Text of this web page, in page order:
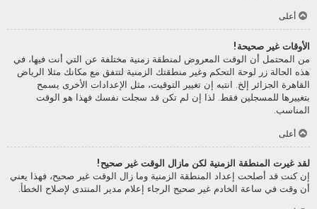
أعلى
الأوقات غير صحيحة!
من المحتمل أن الوقت المعروض لمنطقة زمنية مختلفة عن التي أنت فيها، في
هذه الحالة زر لوحة التحكم وغير منطقتك الزمنية لتتفق مع مكانك مثلا الرياض
القاهرة الجزائر إلخ. انتبه إن تغيير التوقيت، مثل الإعدادات الأخرى يسمح
بتغييرها للمسجلين فقط. لذا إن لم تكن قد سجلت نفسك فهذا هو الوقت
المناسب.
أعلى
لقد غيرت المنطقة الزمنية لكن مازال الوقت غير صحيح!
إن كنت قد أصلحت إعداد المنطقة الزمنية وما زال الوقت غير صحيح، فهذا يعني
أن وقت في ساعة الخادم غير صحيح الرجاء إعلام مدير المنتدى لإصلاح الخطأ.